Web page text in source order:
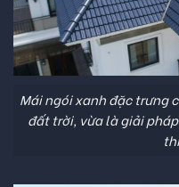
Mái ngói xanh đặc trưng
đất trời, vừa là giải